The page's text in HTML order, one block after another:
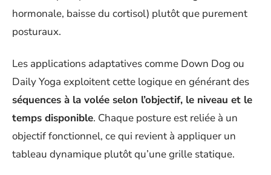
hormonale, baisse du cortisol) plutôt que purement
posturaux.
Les applications adaptatives comme Down Dog ou
Daily Yoga exploitent cette logique en générant des
séquences à la volée selon l’objectif, le niveau et le
temps disponible. Chaque posture est reliée à un
objectif fonctionnel, ce qui revient à appliquer un
tableau dynamique plutôt qu’une grille statique.